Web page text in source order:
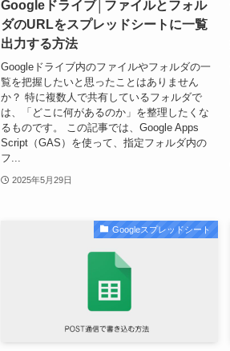
Googleドライブ│ファイルとフォル
ダのURLをスプレッドシートに一覧
出力する方法
Googleドライブ内のファイルやフォルダの一
覧を把握したいと思ったことはありません
か？ 特に複数人で共有しているフォルダで
は、「どこに何があるのか」を整理したくな
るものです。 この記事では、Google Apps
Script（GAS）を使って、指定フォルダ内の
フ...
2025年5月29日
Googleスプレッドシート